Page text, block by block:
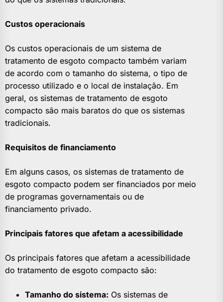
Custos operacionais
Os custos operacionais de um sistema de
tratamento de esgoto compacto também variam
de acordo com o tamanho do sistema, o tipo de
processo utilizado e o local de instalação. Em
geral, os sistemas de tratamento de esgoto
compacto são mais baratos do que os sistemas
tradicionais.
Requisitos de financiamento
Em alguns casos, os sistemas de tratamento de
esgoto compacto podem ser financiados por meio
de programas governamentais ou de
financiamento privado.
Principais fatores que afetam a acessibilidade
Os principais fatores que afetam a acessibilidade
do tratamento de esgoto compacto são:
Tamanho do sistema: Os sistemas de